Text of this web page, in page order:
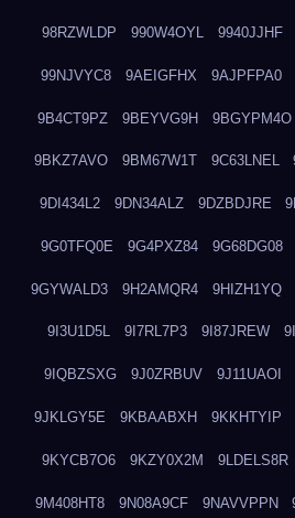
98RZWLDP 990W4OYL 9940JJHF
99NJVYC8 9AEIGFHX 9AJPFPA0
9B4CT9PZ 9BEYVG9H 9BGYPM4O
9BKZ7AVO 9BM67W1T 9C63LNEL
9DI434L2 9DN34ALZ 9DZBDJRE
9G0TFQ0E 9G4PXZ84 9G68DG08
9GYWALD3 9H2AMQR4 9HIZH1YQ
9I3U1D5L 9I7RL7P3 9I87JREW
9IQBZSXG 9J0ZRBUV 9J11UAOI
9JKLGY5E 9KBAABXH 9KKHTYIP
9KYCB7O6 9KZY0X2M 9LDELS8R
9M408HT8 9N08A9CF 9NAVVPPN